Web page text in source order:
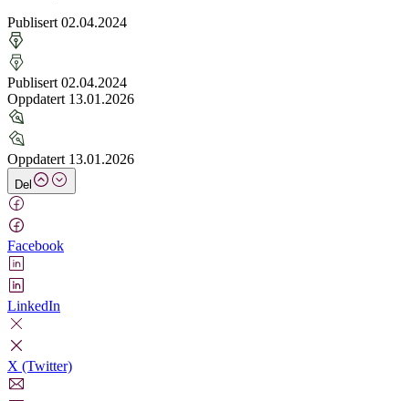
Publisert 02.04.2024
Publisert 02.04.2024
Oppdatert 13.01.2026
Oppdatert 13.01.2026
Del
Facebook
LinkedIn
X (Twitter)